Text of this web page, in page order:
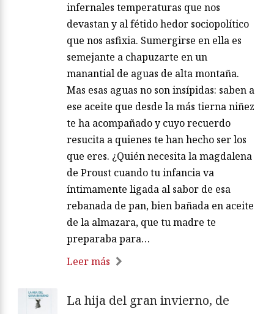
infernales temperaturas que nos
devastan y al fétido hedor sociopolítico
que nos asfixia. Sumergirse en ella es
semejante a chapuzarte en un
manantial de aguas de alta montaña.
Mas esas aguas no son insípidas: saben a
ese aceite que desde la más tierna niñez
te ha acompañado y cuyo recuerdo
resucita a quienes te han hecho ser los
que eres. ¿Quién necesita la magdalena
de Proust cuando tu infancia va
íntimamente ligada al sabor de esa
rebanada de pan, bien bañada en aceite
de la almazara, que tu madre te
preparaba para…
Leer más
La hija del gran invierno, de